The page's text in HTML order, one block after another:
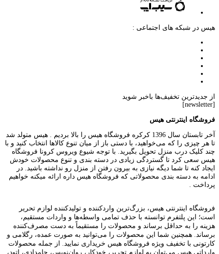
هیس در شبکه های اجتماعی :
از جدیدترین تخفیف‌ها باخبر شوید
[newsletter]
فروشگاه اینترنتی هیس
آخر تابستان سال 1396 کرکره فروشگاه هیس را بالا بردیم . هیس متولد شد
تا هر چیزی را که می‌خواهید، با دستی باز از میان تنوع کالاها انتخاب کنید و با
چند کلیک درب منزل تحویل بگیرید. با توجه شیوع ویروس کرونا فروشگاه
هیس سعی کرد تا گستردگی زیادی در دسته بندی و تنوع محصولات خودش
ایجاد کنه تا شما دیگه نیازی به بیرون رفتن از منزل رو نداشته باشید. در
ادامه به دسته بندی محصولاتی که فروشگاه هیس داره ارائه میکنه خواهیم
پرداخت .
فروشگاه اینترنتی هیس، بزرگ‌ترین وارد‌کننده و تولید‌کننده لوازم تحریر
است؛ این پلتفرم توانسته با حذف تمامی واسطه‌ها و واردات مستقیم،
هزینه را به حداقل برساند و محصولات را مستقیماً به دست مصرف‌کننده
برساند. همچنین شما این محصولات را می‌توانید به صورت عمده، رگلامی و
کارتونی با تخفیف ویژه فروشگاه هیس خریداری نمایید. از جمله محصولات
وارداتی هیس می‌توان به لوازم تحریر ، خودکار ، روان‌نویس، جامدادی، اتود ،